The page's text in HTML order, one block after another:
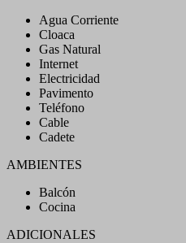
Agua Corriente
Cloaca
Gas Natural
Internet
Electricidad
Pavimento
Teléfono
Cable
Cadete
AMBIENTES
Balcón
Cocina
ADICIONALES